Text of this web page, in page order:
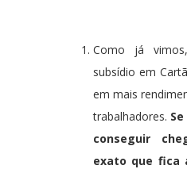
Como já
subsídio em
em mais
trabalhadores.
conseguir
exato que fica